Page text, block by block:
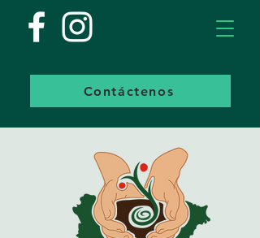
Contáctenos